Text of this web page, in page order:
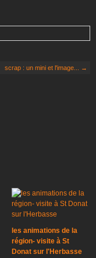
scrap : un mini et l'image... →
les animations de la
région- visite à St
Donat sur l'Herbasse